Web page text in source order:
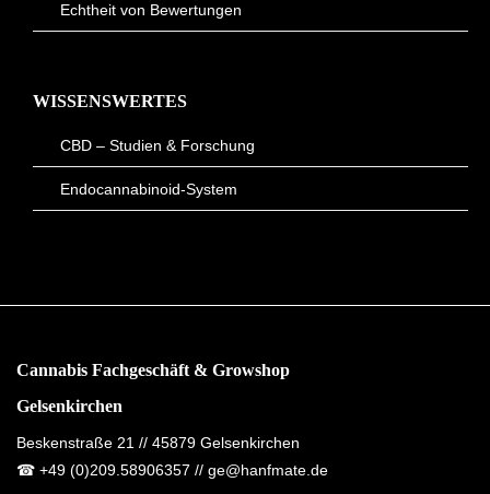
Echtheit von Bewertungen
WISSENSWERTES
CBD – Studien & Forschung
Endocannabinoid-System
Cannabis Fachgeschäft & Growshop
Gelsenkirchen
Beskenstraße 21 // 45879 Gelsenkirchen
☎ +49 (0)209.58906357 // ge@hanfmate.de